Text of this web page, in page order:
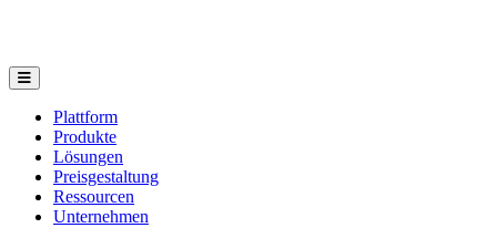
Plattform
Produkte
Lösungen
Preisgestaltung
Ressourcen
Unternehmen